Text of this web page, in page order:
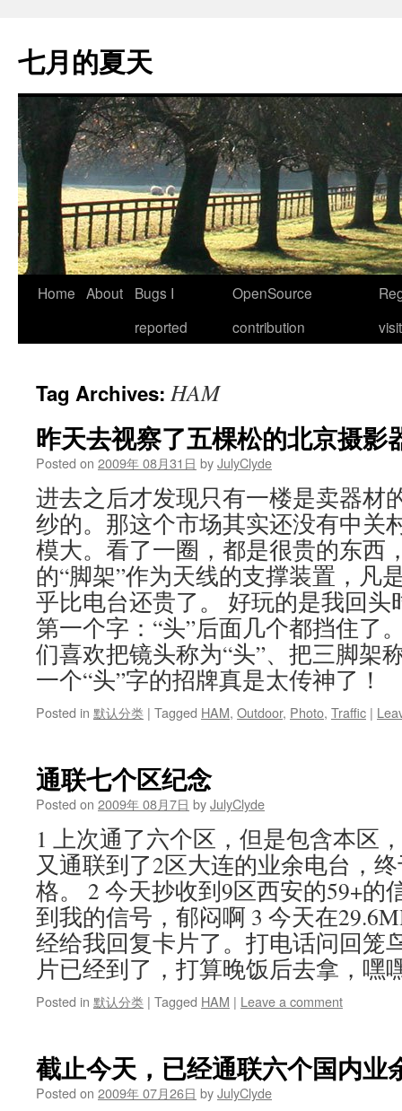
content
七月的夏天
Home About
Bugs I
reported
OpenSource
contribution
Tag Archives: HAM
昨天去视察了五棵松的北京摄影
Posted on 2009年 08月31日 byJulyClyde
进去之后才发现只有一楼是卖器材
纱的。那这个市场其实还没有中关
模大。看了一圈，都是很贵的东西
的“脚架”作为天线的支撑装置，凡
乎比电台还贵了。 好玩的是我回
第一个字：“头”后面几个都挡住了
们喜欢把镜头称为“头”、把三脚架
一个“头”字的招牌真是太传神了！
Posted in 默认分类 | Tagged HAM, Outdoor, Photo, Traffic |
通联七个区纪念
Posted on 2009年 08月7日 byJulyClyde
1 上次通了六个区，但是包含本区
又通联到了2区大连的业余电台，
格。 2 今天抄收到9区西安的59+的
到我的信号，郁闷啊 3 今天在
经给我回复卡片了。打电话问回笼
片已经到了，打算晚饭后去拿，嘿
Posted in 默认分类 | Tagged HAM | Leave a comment
截止今天，已经通联六个国内业
Posted on 2009年 07月26日 byJulyClyde